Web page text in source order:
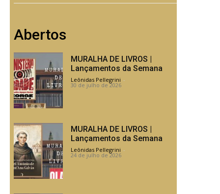
Abertos
MURALHA DE LIVROS |
Lançamentos da Semana
Leônidas Pellegrini -
30 de julho de 2026
MURALHA DE LIVROS |
Lançamentos da Semana
Leônidas Pellegrini -
24 de julho de 2026